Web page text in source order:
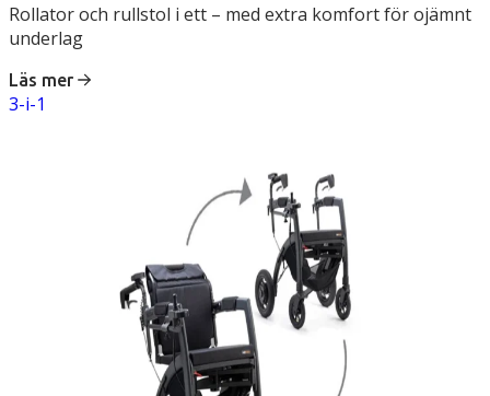
Rollator och rullstol i ett – med extra komfort för ojämnt
underlag
Läs mer
3-i-1